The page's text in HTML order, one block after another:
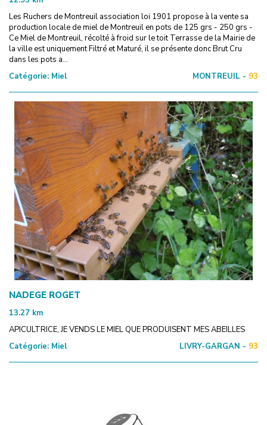
Les Ruchers de Montreuil association loi 1901 propose à la vente sa
production locale de miel de Montreuil en pots de 125 grs - 250 grs -
Ce Miel de Montreuil, récolté à froid sur le toit Terrasse de la Mairie de
la ville est uniquement Filtré et Maturé, il se présente donc Brut Cru
dans les pots a...
Catégorie: Miel MONTREUIL - 93
NADEGE ROGET
13.27 km
APICULTRICE, JE VENDS LE MIEL QUE PRODUISENT MES ABEILLES
Catégorie: Miel LIVRY-GARGAN - 93